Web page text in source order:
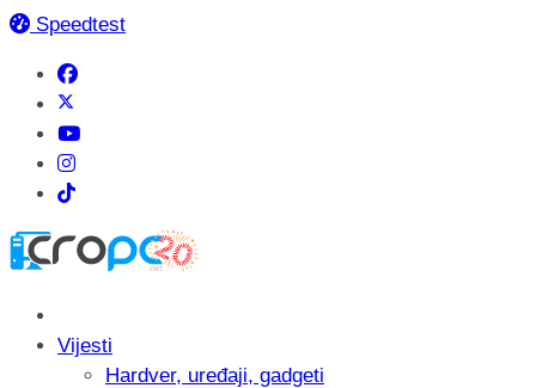
Speedtest
Vijesti
Hardver, uređaji, gadgeti